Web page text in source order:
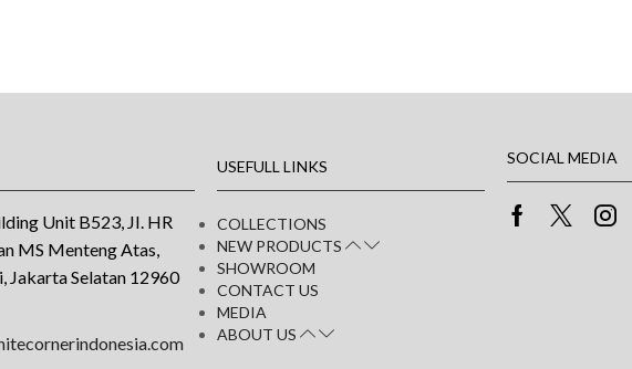
Unit B523, JI. HR
MS Menteng Atas,
Jakarta Selatan 12960
USEFULL LINKS
COLLECTIONS
NEW PRODUCTS
SHOWROOM
CONTACT US
MEDIA
ABOUT US
SOCIAL MEDIA